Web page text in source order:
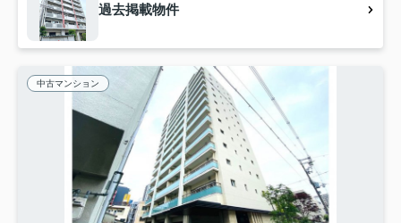
過去掲載物件
中古マンション